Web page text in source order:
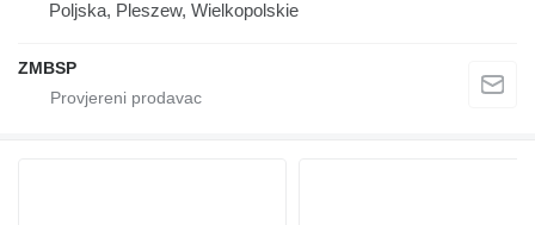
Poljska, Pleszew, Wielkopolskie
ZMBSP